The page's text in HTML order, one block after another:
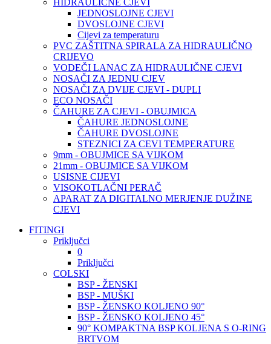
HIDRAULIČNE CJEVI
JEDNOSLOJNE CJEVI
DVOSLOJNE CJEVI
Cijevi za temperaturu
PVC ZAŠTITNA SPIRALA ZA HIDRAULIČNO
CRIJEVO
VODEČI LANAC ZA HIDRAULIČNE CJEVI
NOSAČI ZA JEDNU CJEV
NOSAČI ZA DVIJE CJEVI - DUPLI
ECO NOSAČI
ČAHURE ZA CJEVI - OBUJMICA
ČAHURE JEDNOSLOJNE
ČAHURE DVOSLOJNE
STEZNICI ZA CEVI TEMPERATURE
9mm - OBUJMICE SA VIJKOM
21mm - OBUJMICE SA VIJKOM
USISNE CIJEVI
VISOKOTLAČNI PERAČ
APARAT ZA DIGITALNO MERJENJE DUŽINE
CJEVI
FITINGI
Priključci
0
Priključci
COLSKI
BSP - ŽENSKI
BSP - MUŠKI
BSP - ŽENSKO KOLJENO 90°
BSP - ŽENSKO KOLJENO 45°
90° KOMPAKTNA BSP KOLJENA S O-RING
BRTVOM